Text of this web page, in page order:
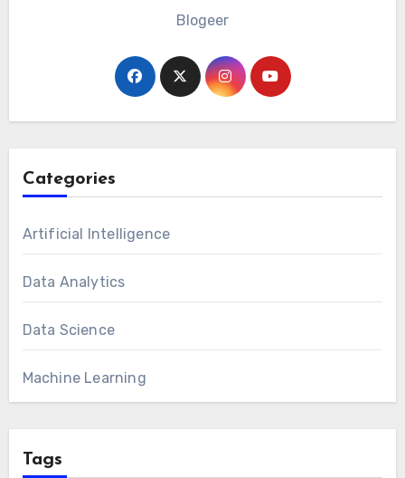
Blogeer
Categories
Artificial Intelligence
Data Analytics
Data Science
Machine Learning
Tags